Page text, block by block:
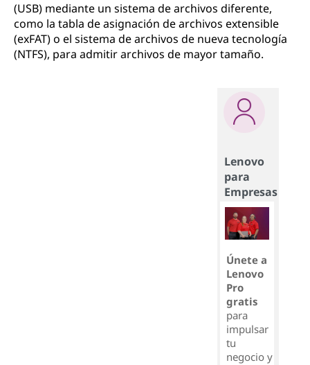
(USB) mediante un sistema de archivos diferente,
como la tabla de asignación de archivos extensible
(exFAT) o el sistema de archivos de nueva tecnología
(NTFS), para admitir archivos de mayor tamaño.
Lenovo
para
Empresas
Únete a
Lenovo
Pro
gratis
para
impulsar
tu
negocio y